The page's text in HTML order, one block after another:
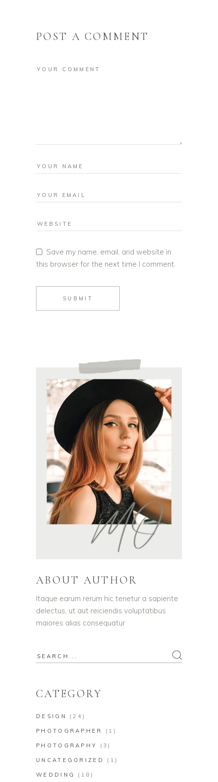
POST A COMMENT
Save my name, email, and website in
this browser for the next time I comment.
SUBMIT
ABOUT AUTHOR
Itaque earum rerum hic tenetur a sapiente
delectus, ut aut reiciendis voluptatibus
maiores alias consequatur
Search
CATEGORY
DESIGN (24)
PHOTOGRAPHER (1)
PHOTOGRAPHY (3)
UNCATEGORIZED (1)
WEDDING (18)